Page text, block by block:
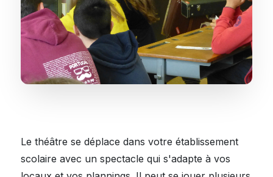
Le théâtre se déplace dans votre établissement
scolaire avec un spectacle qui s'adapte à vos